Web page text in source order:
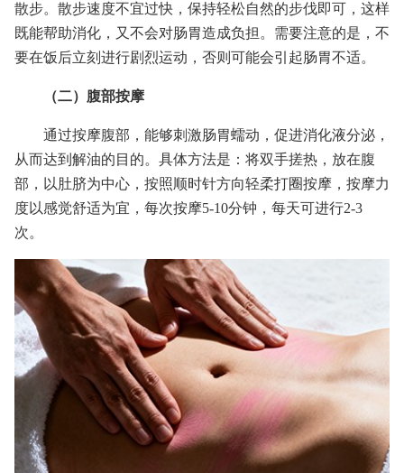
散步。散步速度不宜过快，保持轻松自然的步伐即可，这样
既能帮助消化，又不会对肠胃造成负担。需要注意的是，不
要在饭后立刻进行剧烈运动，否则可能会引起肠胃不适。
（二）腹部按摩
通过按摩腹部，能够刺激肠胃蠕动，促进消化液分泌，
从而达到解油的目的。具体方法是：将双手搓热，放在腹
部，以肚脐为中心，按照顺时针方向轻柔打圈按摩，按摩力
度以感觉舒适为宜，每次按摩5-10分钟，每天可进行2-3
次。